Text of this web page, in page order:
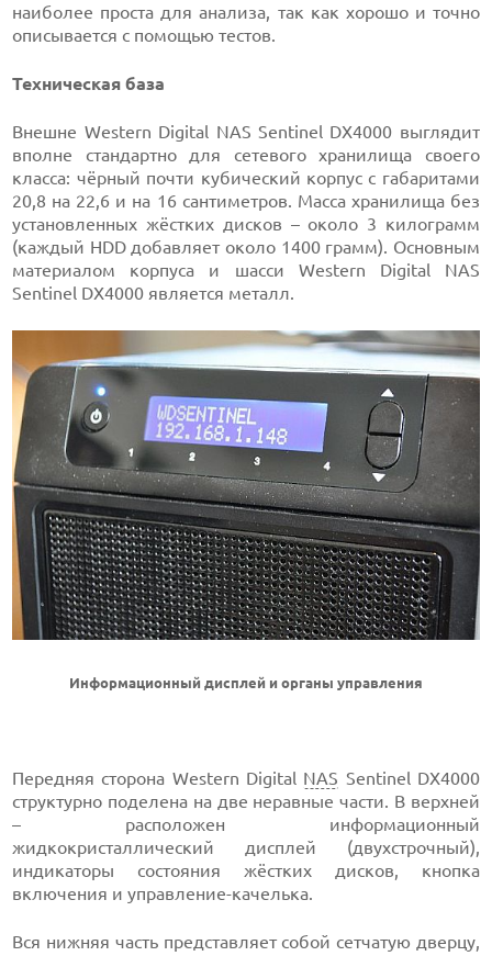
наиболее проста для анализа, так как хорошо и точно
описывается с помощью тестов.
Техническая база
Внешне Western Digital NAS Sentinel DX4000 выглядит
вполне стандартно для сетевого хранилища своего
класса: чёрный почти кубический корпус с габаритами
20,8 на 22,6 и на 16 сантиметров. Масса хранилища без
установленных жёстких дисков – около 3 килограмм
(каждый HDD добавляет около 1400 грамм). Основным
материалом корпуса и шасси Western Digital NAS
Sentinel DX4000 является металл.
Информационный дисплей и органы управления
Передняя сторона Western Digital NAS Sentinel DX4000
структурно поделена на две неравные части. В верхней
– расположен информационный
жидкокристаллический дисплей (двухстрочный),
индикаторы состояния жёстких дисков, кнопка
включения и управление-качелька.
Вся нижняя часть представляет собой сетчатую дверцу,